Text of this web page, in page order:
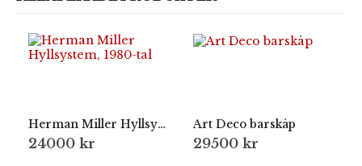
Herman Miller Hyllsystem, 1980-tal
24000 kr
Art Deco barskåp
29500 kr